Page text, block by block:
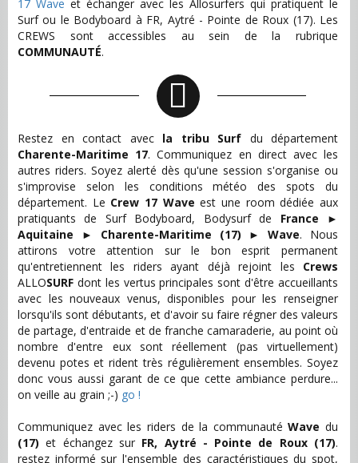
17 Wave et échanger avec les Allosurfers qui pratiquent le
Surf ou le Bodyboard à FR, Aytré - Pointe de Roux (17). Les
CREWS sont accessibles au sein de la rubrique
COMMUNAUTÉ.
Restez en contact avec la tribu Surf du département
Charente-Maritime 17. Communiquez en direct avec les
autres riders. Soyez alerté dès qu'une session s'organise ou
s'improvise selon les conditions météo des spots du
département. Le Crew 17 Wave est une room dédiée aux
pratiquants de Surf Bodyboard, Bodysurf de France ►
Aquitaine ► Charente-Maritime (17) ►Wave. Nous
attirons votre attention sur le bon esprit permanent
qu'entretiennent les riders ayant déjà rejoint les Crews
ALLOSURF dont les vertus principales sont d'être accueillants
avec les nouveaux venus, disponibles pour les renseigner
lorsqu'ils sont débutants, et d'avoir su faire régner des valeurs
de partage, d'entraide et de franche camaraderie, au point où
nombre d'entre eux sont réellement (pas virtuellement)
devenu potes et rident très régulièrement ensembles. Soyez
donc vous aussi garant de ce que cette ambiance perdure...
on veille au grain ;-) go !
Communiquez avec les riders de la communautéWave du
(17) et échangez sur FR, Aytré - Pointe de Roux (17).
restez informé sur l'ensemble des caractéristiques du spot,